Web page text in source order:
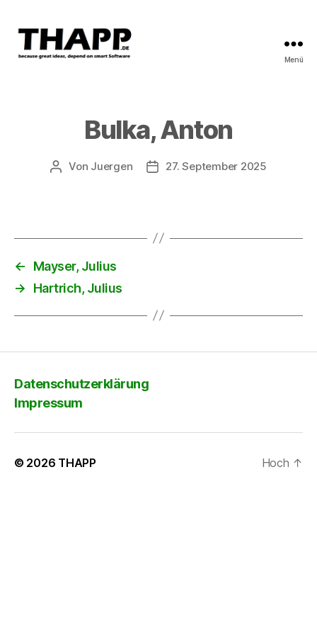
Menü
Bulka, Anton
Beitragsautor
Von Juergen Beitragsdatum
27. September 2025
←
Mayser, Julius
→
Hartrich, Julius
Datenschutzerklärung
Impressum
© 2026 THAPP Hoch ↑